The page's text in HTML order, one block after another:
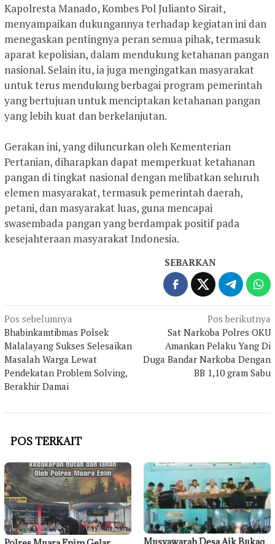
Kapolresta Manado, Kombes Pol Julianto Sirait,
menyampaikan dukungannya terhadap kegiatan ini dan
menegaskan pentingnya peran semua pihak, termasuk
aparat kepolisian, dalam mendukung ketahanan pangan
nasional. Selain itu, ia juga mengingatkan masyarakat
untuk terus mendukung berbagai program pemerintah
yang bertujuan untuk menciptakan ketahanan pangan
yang lebih kuat dan berkelanjutan.
Gerakan ini, yang diluncurkan oleh Kementerian
Pertanian, diharapkan dapat memperkuat ketahanan
pangan di tingkat nasional dengan melibatkan seluruh
elemen masyarakat, termasuk pemerintah daerah,
petani, dan masyarakat luas, guna mencapai
swasembada pangan yang berdampak positif pada
kesejahteraan masyarakat Indonesia.
SEBARKAN
Navigasi
pos
Pos sebelumnya
Bhabinkamtibmas Polsek
Malalayang Sukses Selesaikan
Masalah Warga Lewat
Pendekatan Problem Solving,
Berakhir Damai
Pos berikutnya
Sat Narkoba Polres OKU
Amankan Pelaku Yang Di
Duga Bandar Narkoba Dengan
BB 1,10 gram Sabu
POS TERKAIT